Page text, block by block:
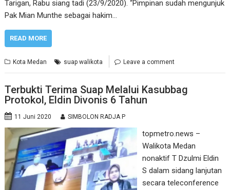
Tarigan, Rabu siang tadi (23/9/2020). “Pimpinan sudah mengunjuk
Pak Mian Munthe sebagai hakim…
READ MORE
Kota Medan suap walikota Leave a comment
Terbukti Terima Suap Melalui Kasubbag
Protokol, Eldin Divonis 6 Tahun
11 Juni 2020 SIMBOLON RADJA P
topmetro.news –
Walikota Medan
nonaktif T Dzulmi Eldin
S dalam sidang lanjutan
secara teleconference